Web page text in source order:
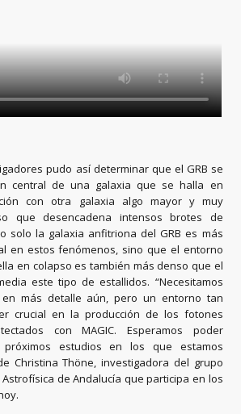
pudo así determinar que el GRB se
central de una galaxia que se halla en
con otra galaxia algo mayor y muy
que desencadena intensos brotes de
solo la galaxia anfitriona del GRB es más
en estos fenómenos, sino que el entorno
en colapso es también más denso que el
este tipo de estallidos. “Necesitamos
más detalle aún, pero un entorno tan
crucial en la producción de los fotones
con MAGIC. Esperamos poder
estudios en los que estamos
Christina Thöne, investigadora del grupo
Astrofísica de Andalucía que participa en los